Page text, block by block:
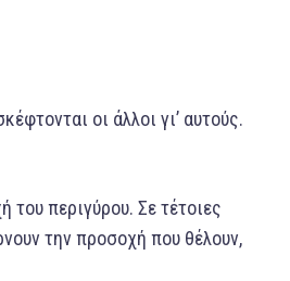
οι άλλοι γι’ αυτούς.
του περιγύρου. Σε τέτοιες
την προσοχή που θέλουν,